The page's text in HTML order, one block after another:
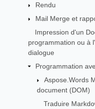
Rendu
Mail Merge et
Impression d'un
programmation ou à
dialogue
Programmation
Aspose.Words
document (DOM)
Traduire